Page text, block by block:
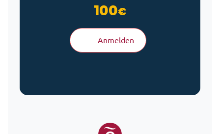
100€
Anmelden